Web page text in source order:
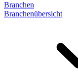
Branchen
Branchenübersicht